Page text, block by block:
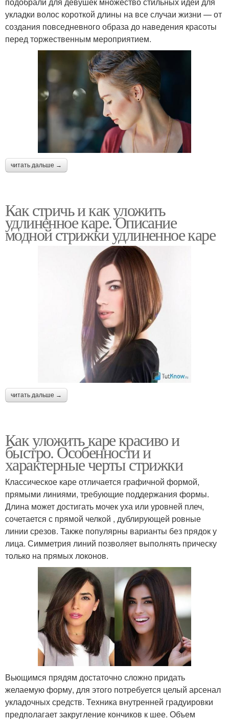
укладки волос короткой длины на все случаи жизни — от
создания повседневного образа до наведения красоты
перед торжественным мероприятием.
читать дальше →
Как стричь и как уложить
удлиненное каре. Описание
модной стрижки удлиненное каре
читать дальше →
Как уложить каре красиво и
быстро. Особенности и
характерные черты стрижки
Классическое каре отличается графичной формой,
прямыми линиями, требующие поддержания формы.
Длина может достигать мочек уха или уровней плеч,
сочетается с прямой челкой , дублирующей ровные
линии срезов. Также популярны варианты без прядок у
лица. Симметрия линий позволяет выполнять прическу
только на прямых локонов.
Вьющимся прядям достаточно сложно придать
желаемую форму, для этого потребуется целый арсенал
укладочных средств. Техника внутренней градуировки
предполагает закругление кончиков к шее. Объем